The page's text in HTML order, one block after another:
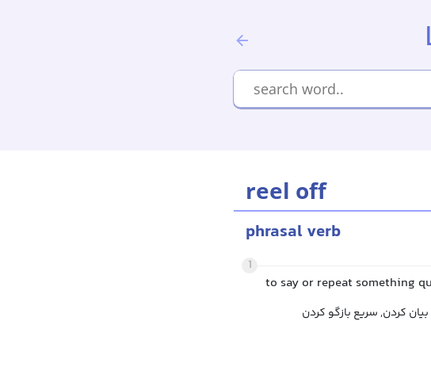
reel off
phrasal verb
1
to say or repeat something
کردن, سریع بازگو کردن